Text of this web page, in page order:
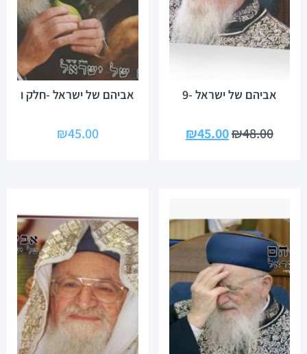
אביהם של ישראל -9
₪48.00
₪45.00
אביהם של ישראל -חלק ו
₪45.00